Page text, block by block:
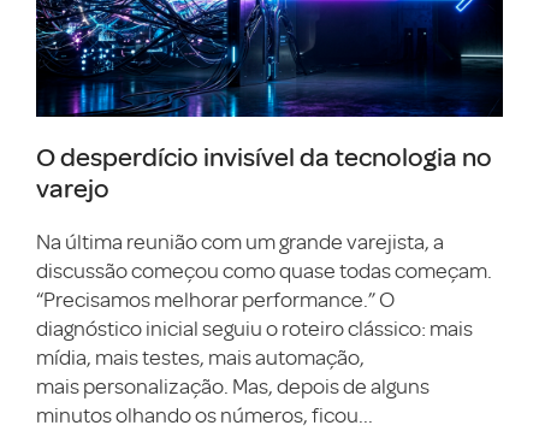
O desperdício invisível da tecnologia no
varejo
Na última reunião com um grande varejista, a
discussão começou como quase todas começam.
“Precisamos melhorar performance.” O
diagnóstico inicial seguiu o roteiro clássico: mais
mídia, mais testes, mais automação,
mais personalização. Mas, depois de alguns
minutos olhando os números, ficou...